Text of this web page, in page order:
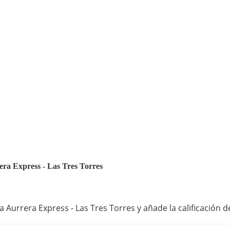
Express - Las Tres Torres
Aurrera Express - Las Tres Torres y añade la calificación